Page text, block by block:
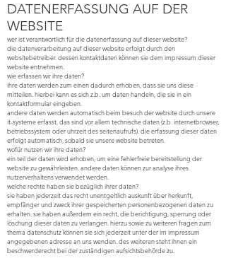
DATENERFASSUNG AUF DER
WEBSITE
wer ist verantwortlich für die datenerfassung auf dieser website?
die datenverarbeitung auf dieser website erfolgt durch den
websitebetreiber. dessen kontaktdaten können sie dem impressum dieser
website entnehmen.
wie erfassen wir ihre daten?
ihre daten werden zum einen dadurch erhoben, dass sie uns diese
mitteilen. hierbei kann es sich z.b. um daten handeln, die sie in ein
kontaktformular eingeben.
andere daten werden automatisch beim besuch der website durch unsere
it-systeme erfasst. das sind vor allem technische daten (z.b. internetbrowser,
betriebssystem oder uhrzeit des seitenaufrufs). die erfassung dieser daten
erfolgt automatisch, sobald sie unsere website betreten.
wofür nutzen wir ihre daten?
ein teil der daten wird erhoben, um eine fehlerfreie bereitstellung der
website zu gewährleisten. andere daten können zur analyse ihres
nutzerverhaltens verwendet werden.
welche rechte haben sie bezüglich ihrer daten?
sie haben jederzeit das recht unentgeltlich auskunft über herkunft,
empfänger und zweck ihrer gespeicherten personenbezogenen daten zu
erhalten. sie haben außerdem ein recht, die berichtigung, sperrung oder
löschung dieser daten zu verlangen. hierzu sowie zu weiteren fragen zum
thema datenschutz können sie sich jederzeit unter der im impressum
angegebenen adresse an uns wenden. des weiteren steht ihnen ein
beschwerderecht bei der zuständigen aufsichtsbehörde zu.